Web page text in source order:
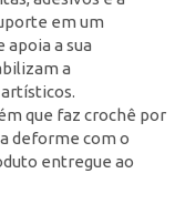
em um
apoia a sua
a
que faz crochê por
deforme com o
entregue ao